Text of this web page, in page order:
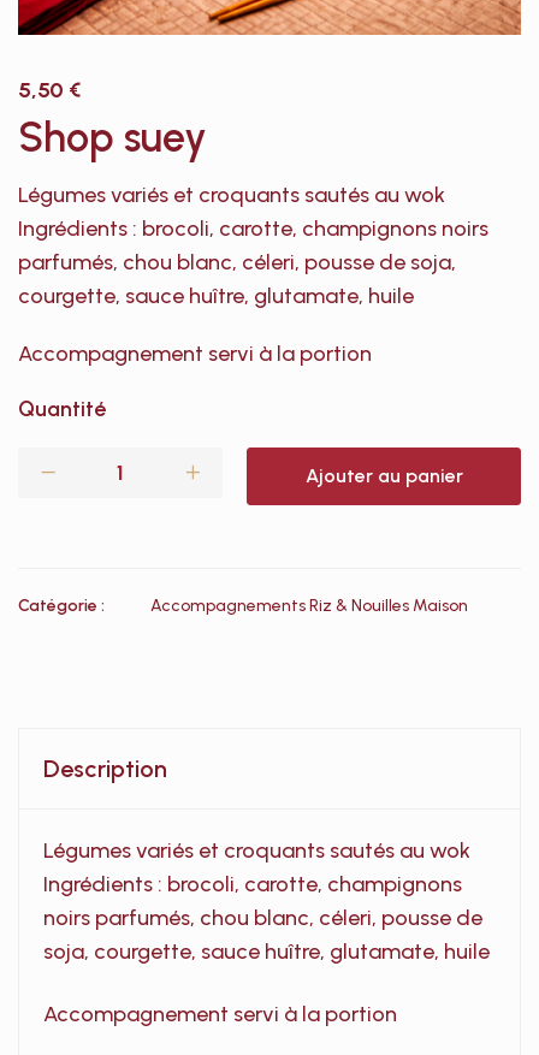
5,50 €
Shop suey
Légumes variés et croquants sautés au wok
Ingrédients : brocoli, carotte, champignons noirs
parfumés, chou blanc, céleri, pousse de soja,
courgette, sauce huître, glutamate, huile
Accompagnement servi à la portion
Quantité
Ajouter au panier
Catégorie : Accompagnements Riz & Nouilles Maison
Description
Légumes variés et croquants sautés au wok
Ingrédients : brocoli, carotte, champignons
noirs parfumés, chou blanc, céleri, pousse de
soja, courgette, sauce huître, glutamate, huile
Accompagnement servi à la portion